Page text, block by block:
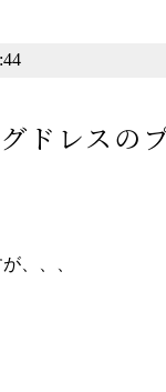
ドレスの
、、、